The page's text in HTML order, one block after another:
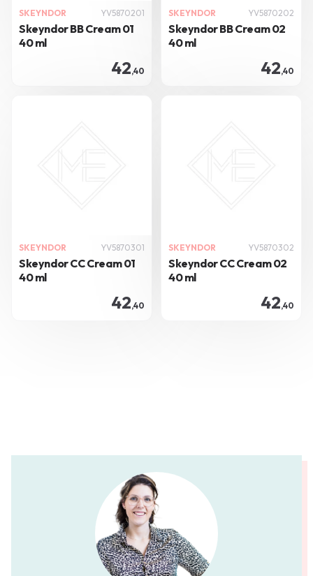
SKEYNDOR YV5870201
Skeyndor BB Cream 01
40 ml
42,40
SKEYNDOR YV5870202
Skeyndor BB Cream 02
40 ml
42,40
SKEYNDOR YV5870301
Skeyndor CC Cream 01
40 ml
42,40
SKEYNDOR YV5870302
Skeyndor CC Cream 02
40 ml
42,40